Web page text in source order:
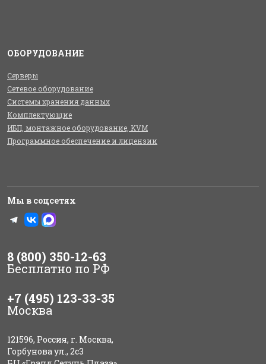
ОБОРУДОВАНИЕ
Серверы
Сетевое оборудование
Системы хранения данных
Комплектующие
ИБП, монтажное оборудование, KVM
Программное обеспечение и лицензии
Мы в соцсетях
8 (800) 350-12-63
Бесплатно по РФ
+7 (495) 123-33-35
Москва
121596, Россия, г. Москва,
Горбунова ул., 2с3